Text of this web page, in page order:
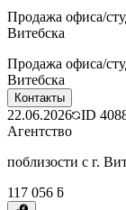
Продажа офиса/
Витебска
Продажа офиса/
Витебска
Контакты
22.06.2026 ID
Агентство
поблизости с г.
117 056 ƃ